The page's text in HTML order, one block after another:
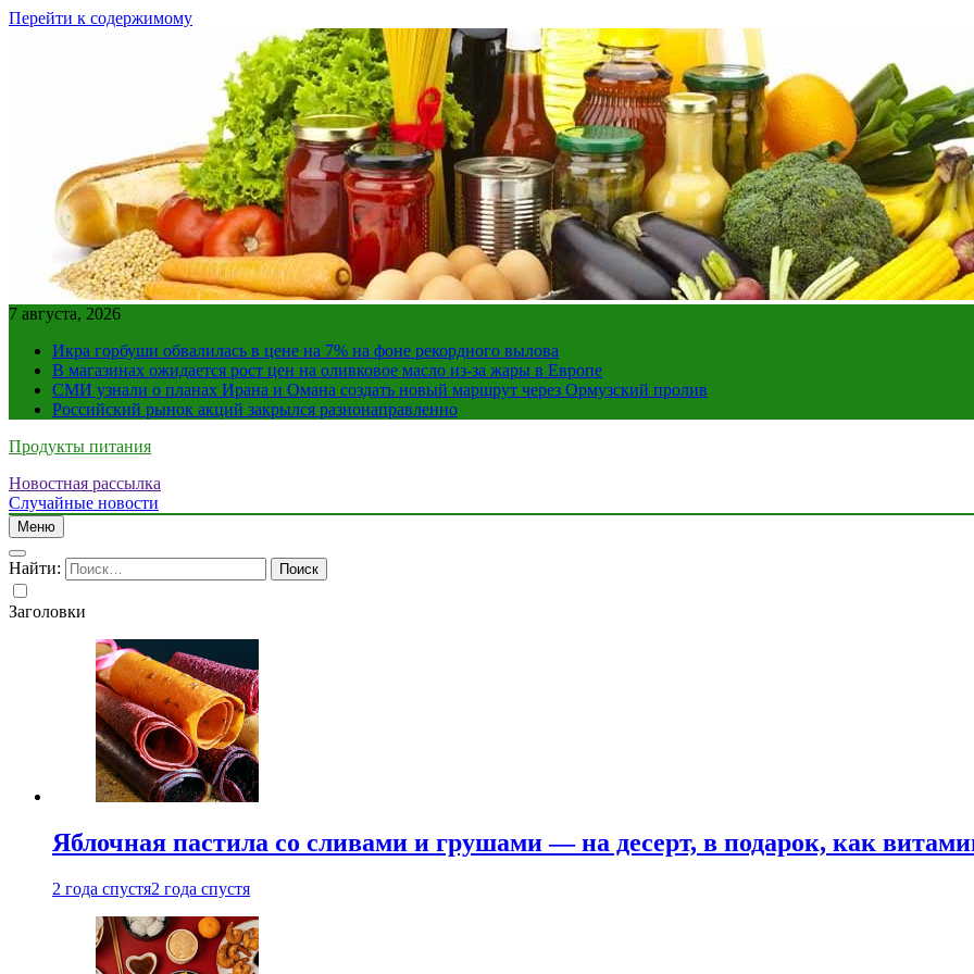
Перейти к содержимому
7 августа, 2026
Икра горбуши обвалилась в цене на 7% на фоне рекордного вылова
В магазинах ожидается рост цен на оливковое масло из-за жары в Европе
СМИ узнали о планах Ирана и Омана создать новый маршрут через Ормузский пролив
Российский рынок акций закрылся разнонаправленно
Продукты питания
Новостная рассылка
Случайные новости
Меню
Найти:
Заголовки
Яблочная пастила со сливами и грушами — на десерт, в подарок, как
2 года спустя2 года спустя